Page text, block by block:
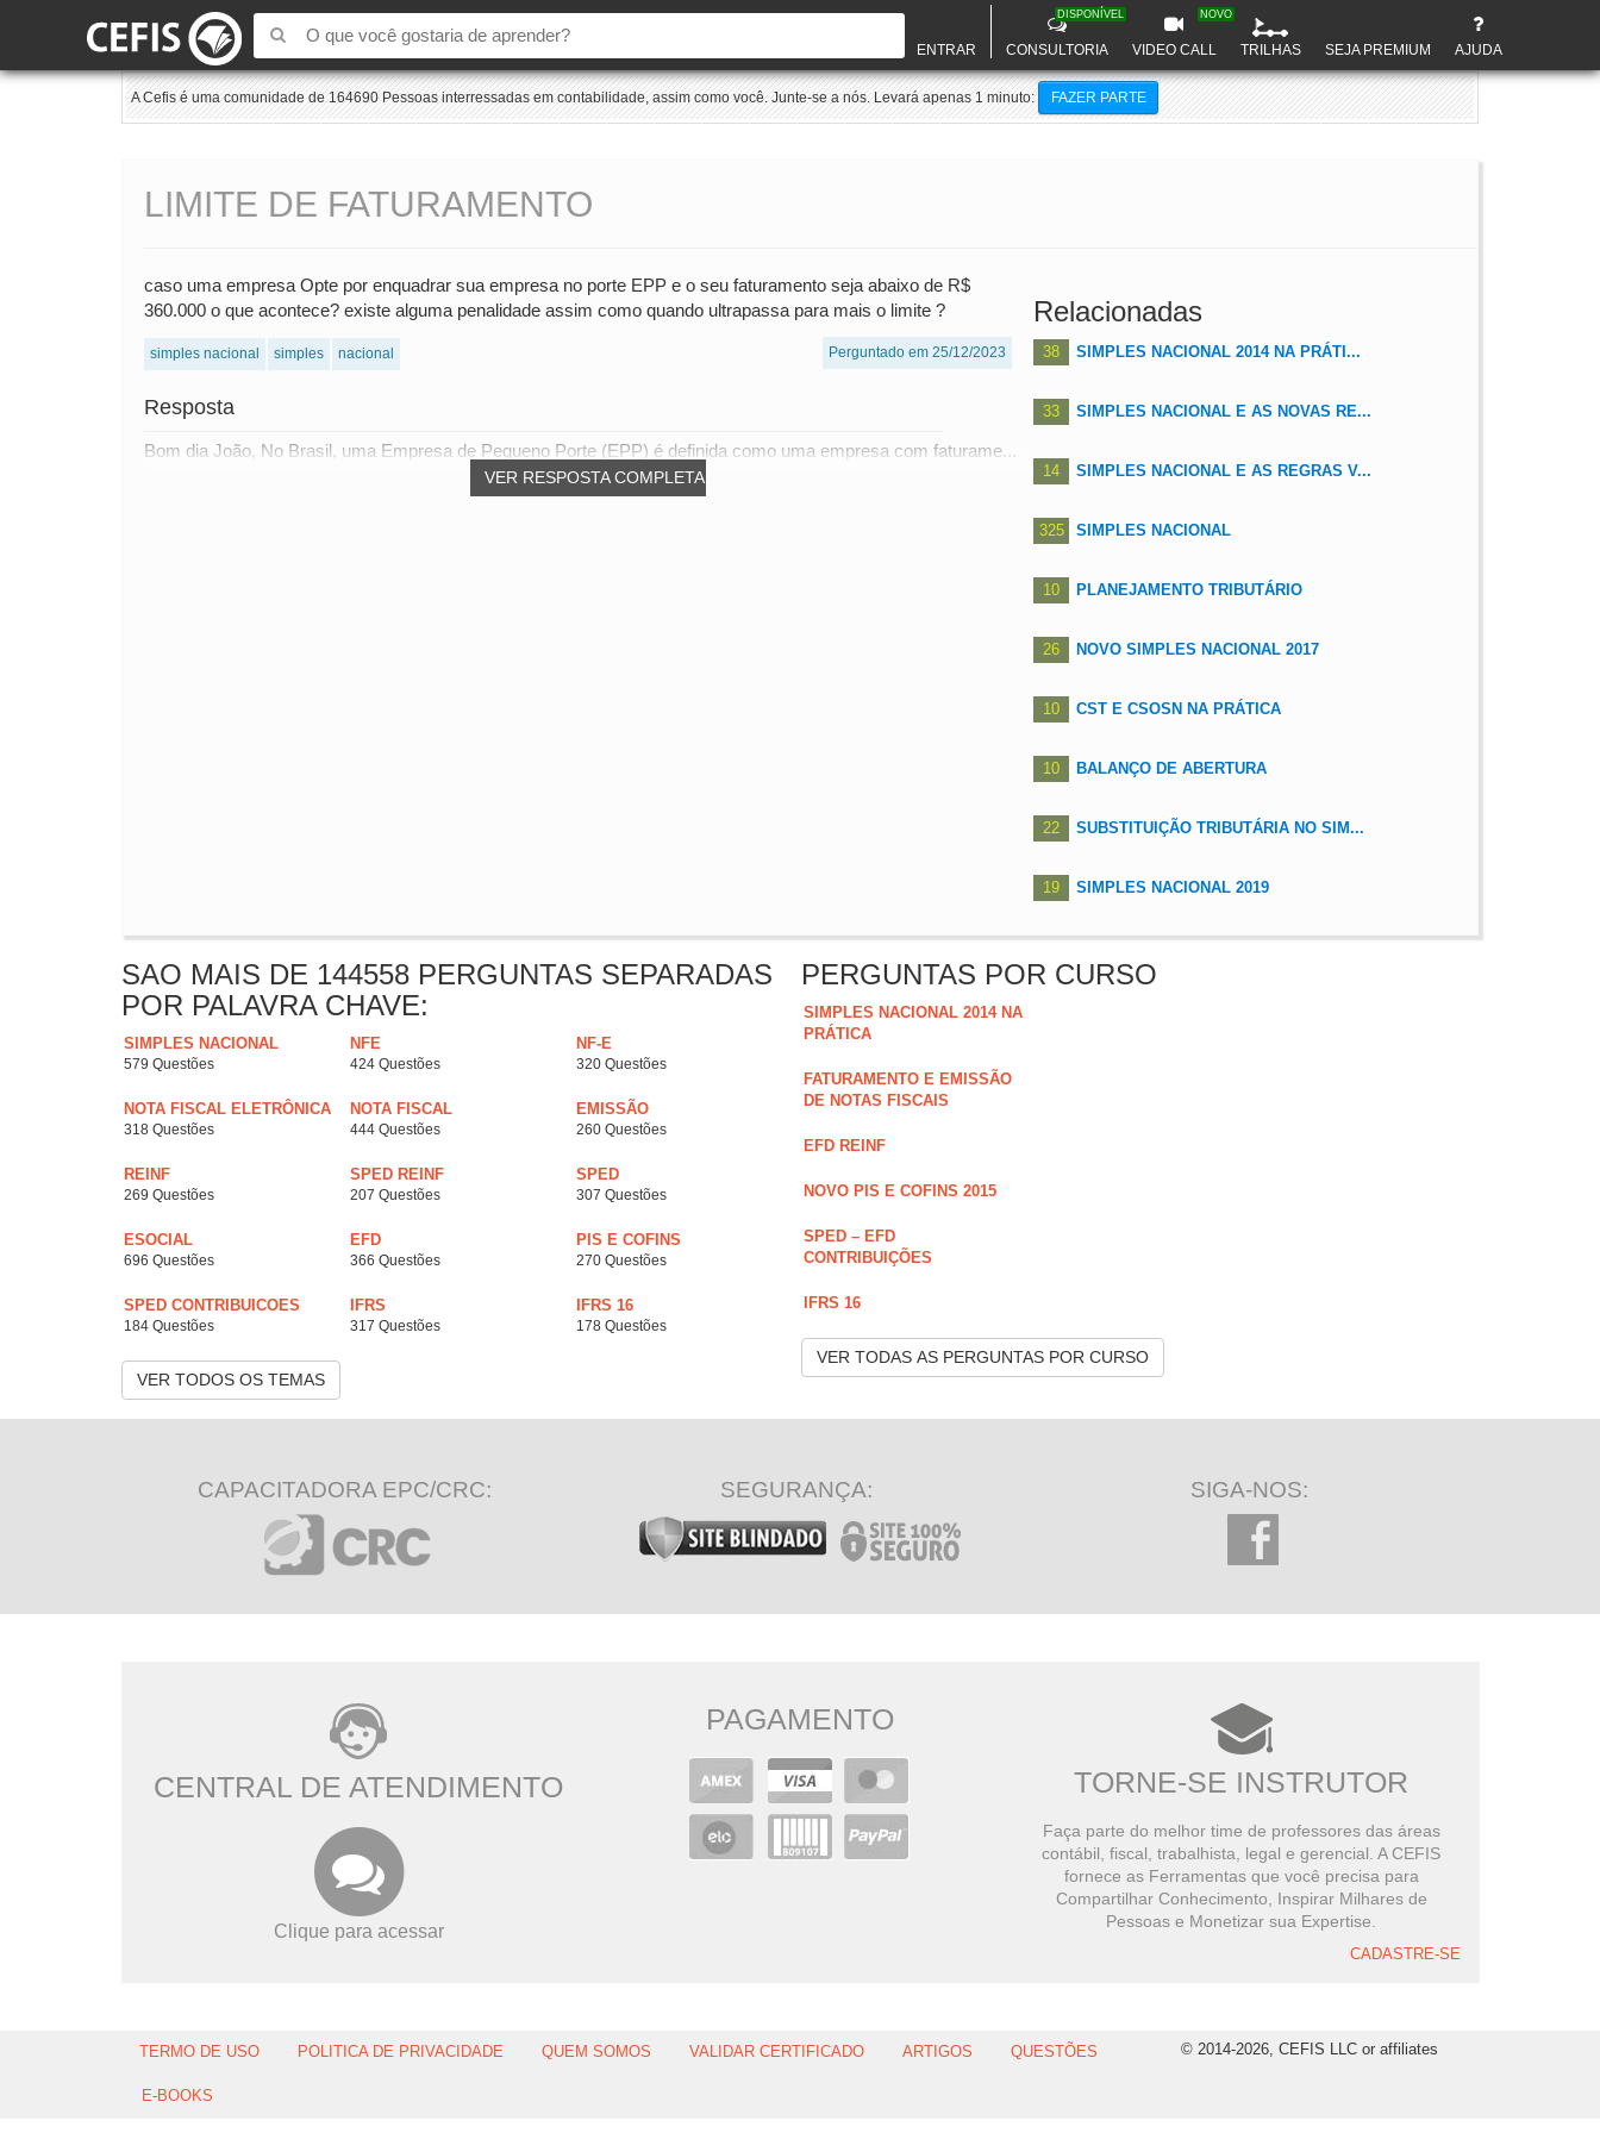
ENTRAR CONSULTORIA
DISPONÍVEL
VIDEO CALL
NOVO
TRILHAS SEJA PREMIUM AJUDA
A Cefis é uma comunidade de 164690 Pessoas interressadas em contabilidade, assim como você. Junte-se a nós. Levará apenas 1 minuto: FAZER PARTE
LIMITE DE FATURAMENTO
caso uma empresa Opte por enquadrar sua empresa no porte EPP e o seu faturamento seja abaixo de R$
360.000 o que acontece? existe alguma penalidade assim como quando ultrapassa para mais o limite ?
simples nacional simples nacional Perguntado em 25/12/2023
Resposta
VER RESPOSTA COMPLETA
Bom dia João, No Brasil, uma Empresa de Pequeno Porte (EPP) é definida como uma empresa com faturame...
Relacionadas
38 SIMPLES NACIONAL 2014 NA PRÁTI...
33 SIMPLES NACIONAL E AS NOVAS RE...
14 SIMPLES NACIONAL E AS REGRAS V...
325 SIMPLES NACIONAL
10 PLANEJAMENTO TRIBUTÁRIO
26 NOVO SIMPLES NACIONAL 2017
10 CST E CSOSN NA PRÁTICA
10 BALANÇO DE ABERTURA
22 SUBSTITUIÇÃO TRIBUTÁRIA NO SIM...
19 SIMPLES NACIONAL 2019
SAO MAIS DE 144558 PERGUNTAS SEPARADAS
POR PALAVRA CHAVE:
SIMPLES NACIONAL
579 Questões
NFE
424 Questões
NF-E
320 Questões
NOTA FISCAL ELETRÔNICA
318 Questões
NOTA FISCAL
444 Questões
EMISSÃO
260 Questões
REINF
269 Questões
SPED REINF
207 Questões
SPED
307 Questões
ESOCIAL
696 Questões
EFD
366 Questões
PIS E COFINS
270 Questões
SPED CONTRIBUICOES
184 Questões
IFRS
317 Questões
IFRS 16
178 Questões
VER TODOS OS TEMAS
PERGUNTAS POR CURSO
SIMPLES NACIONAL 2014 NA
PRÁTICA
FATURAMENTO E EMISSÃO
DE NOTAS FISCAIS
EFD REINF
NOVO PIS E COFINS 2015
SPED – EFD
CONTRIBUIÇÕES
IFRS 16
VER TODAS AS PERGUNTAS POR CURSO
CAPACITADORA EPC/CRC: SEGURANÇA: SIGA-NOS:
CENTRAL DE ATENDIMENTO
Clique para acessar
PAGAMENTO
TORNE-SE INSTRUTOR
Faça parte do melhor time de professores das áreas
contábil, fiscal, trabalhista, legal e gerencial. A CEFIS
fornece as Ferramentas que você precisa para
Compartilhar Conhecimento, Inspirar Milhares de
Pessoas e Monetizar sua Expertise.
CADASTRE-SE
TERMO DE USO POLITICA DE PRIVACIDADE QUEM SOMOS VALIDAR CERTIFICADO ARTIGOS QUESTÕES
E-BOOKS
© 2014-2026, CEFIS LLC or affiliates